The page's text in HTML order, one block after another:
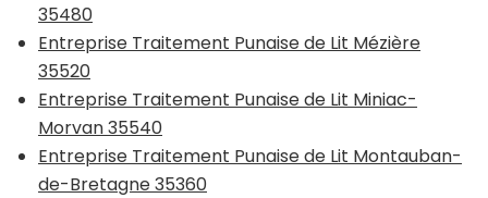
35480
Entreprise Traitement Punaise de Lit Mézière
35520
Entreprise Traitement Punaise de Lit Miniac-
Morvan 35540
Entreprise Traitement Punaise de Lit Montauban-
de-Bretagne 35360